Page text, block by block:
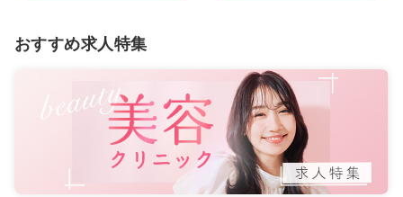
おすすめ求人特集